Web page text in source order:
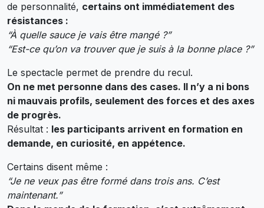
de personnalité, certains ont immédiatement des
résistances :
“À quelle sauce je vais être mangé ?”
“Est-ce qu’on va trouver que je suis à la bonne place ?”
Le spectacle permet de prendre du recul.
On ne met personne dans des cases. Il n’y a ni bons
ni mauvais profils, seulement des forces et des axes
de progrès.
Résultat : les participants arrivent en formation en
demande, en curiosité, en appétence.
Certains disent même :
“Je ne veux pas être formé dans trois ans. C’est
maintenant.”